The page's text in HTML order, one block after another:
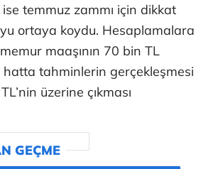
temmuz zammı için dikkat
ortaya koydu. Hesaplamalara
maaşının 70 bin TL
hatta tahminlerin gerçekleşmesi
üzerine çıkması